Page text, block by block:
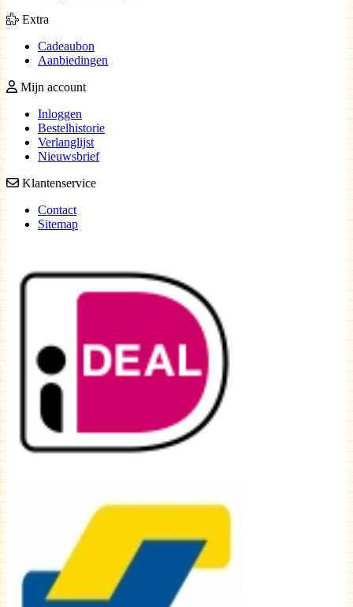
Extra
Cadeaubon
Aanbiedingen
Mijn account
Inloggen
Bestelhistorie
Verlanglijst
Nieuwsbrief
Klantenservice
Contact
Sitemap